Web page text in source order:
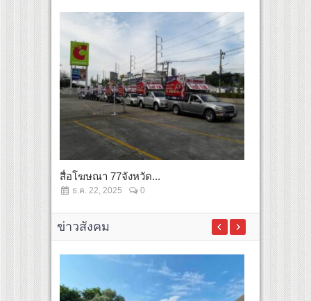
สื่อโฆษณา 77จังหวัด...
ธ.ค. 22, 2025 0
สื่อโฆษณา
ธ.ค. 22,
ข่าวสังคม